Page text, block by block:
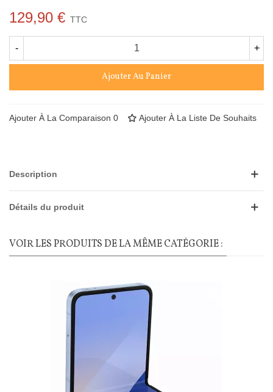
129,90 € TTC
- +
Ajouter Au Panier
Ajouter À La Comparaison 0 Ajouter À La Liste De Souhaits
Description
Détails du produit
VOIR LES PRODUITS DE LA MÊME CATÉGORIE :